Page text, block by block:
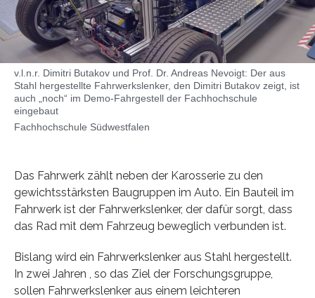
v.l.n.r. Dimitri Butakov und Prof. Dr. Andreas Nevoigt: Der aus
Stahl hergestellte Fahrwerkslenker, den Dimitri Butakov zeigt, ist
auch „noch“ im Demo-Fahrgestell der Fachhochschule
eingebaut
Fachhochschule Südwestfalen
Das Fahrwerk zählt neben der Karosserie zu den
gewichtsstärksten Baugruppen im Auto. Ein Bauteil im
Fahrwerk ist der Fahrwerkslenker, der dafür sorgt, dass
das Rad mit dem Fahrzeug beweglich verbunden ist.
Bislang wird ein Fahrwerkslenker aus Stahl hergestellt.
In zwei Jahren , so das Ziel der Forschungsgruppe,
sollen Fahrwerkslenker aus einem leichteren